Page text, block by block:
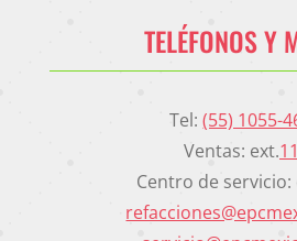
TELÉFONOS Y
Tel:(55) 1055-
Ventas: ext.
Centro de servicio: